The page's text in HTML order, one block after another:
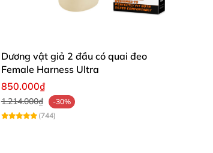
Dương vật giả 2 đầu có quai đeo
Female Harness Ultra
850.000₫
1.214.000₫
-30%
(744)